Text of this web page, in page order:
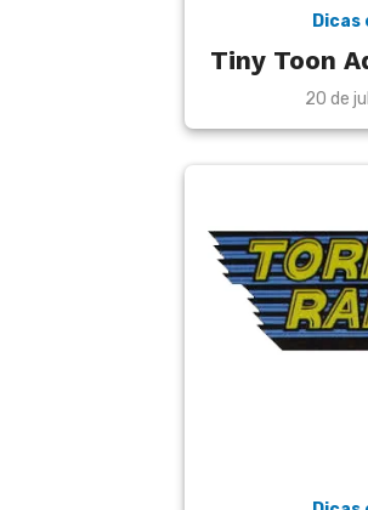
Dicas
Tiny Toon
Posted
20 de